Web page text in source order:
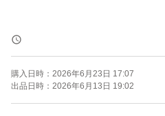
簡易包装にて発送予定です
・毎日飲みたくなる美味しさ
・ホエイプロテイン100%使用
購入日時： 2026年6月23日 17:07
出品日時： 2026年6月13日 19:02